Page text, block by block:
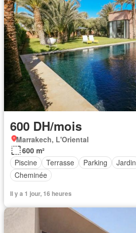
600 DH/mois
Marrakech, L'Oriental
600 m²
Piscine
Terrasse Parking Jardin
Cheminée
Il y a 1 jour, 16 heures